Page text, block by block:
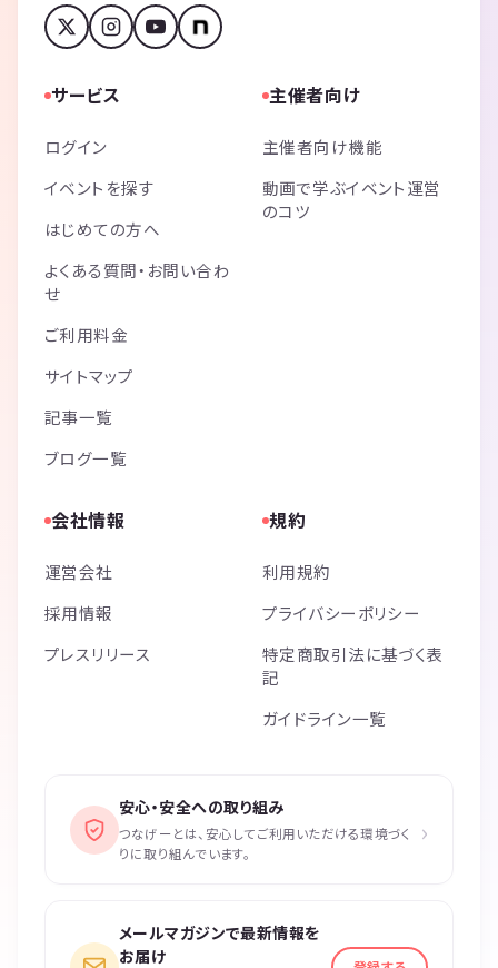
サービス
ログイン
イベントを探す
はじめての方へ
よくある質問・お問い合わ
せ
ご利用料金
サイトマップ
記事一覧
ブログ一覧
主催者向け
主催者向け機能
動画で学ぶイベント運営
のコツ
会社情報
運営会社
採用情報
プレスリリース
規約
利用規約
プライバシーポリシー
特定商取引法に基づく表
記
ガイドライン一覧
安心・安全への取り組み
つなげーとは、安心してご利用いただける環境づく
りに取り組んでいます。
›
メールマガジンで最新情報を
お届け